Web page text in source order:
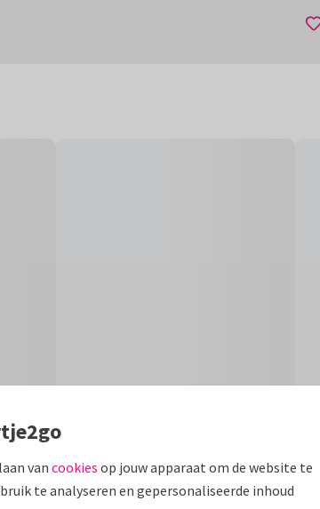
Formaten en
vancookies op jouw apparaat om de website te
te analyseren en gepersonaliseerde inhoud